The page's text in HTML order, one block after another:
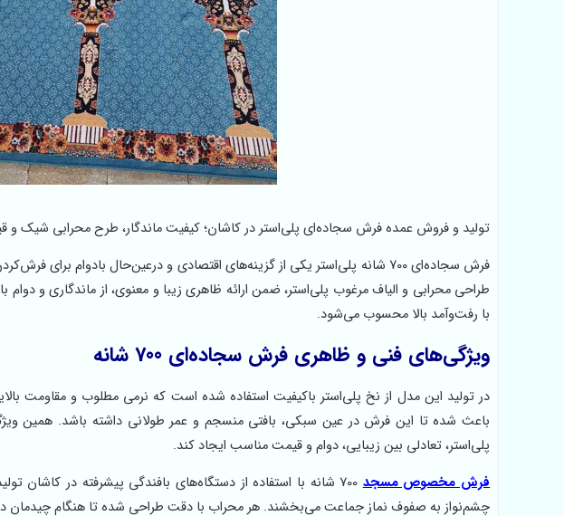
تولید و فروش عمده فرش سجاده‌ای پلی‌استر در کاشان؛ کیفیت ماندگار، طرح محرابی شیک
فرش سجاده‌ای 700 شانه پلی‌استر یکی از گزینه‌های اقتصادی و درعین‌حال بادوام
طراحی محرابی و الیاف مرغوب پلی‌استر، ضمن ارائه ظاهری زیبا و معنوی، از ماندگاری و دوام
با رفت‌وآمد بالا محسوب می‌شود.
ویژگی‌های فنی و ظاهری فرش سجاده‌ای 700 شانه
باعث شده تا این فرش در عین سبکی، بافتی منسجم و عمر طولانی داشته باشد. همین
پلی‌استر، تعادلی بین زیبایی، دوام و قیمت مناسب ایجاد کند.
فرش‌ مخصوص مسجد
700 شانه با استفاده از دستگاه‌های بافندگی پیشرفته در
چشم‌نواز به صفوف نماز جماعت می‌بخشند. هر محراب با دقت طراحی شده تا هنگام